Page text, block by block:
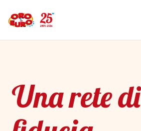
Una rete di